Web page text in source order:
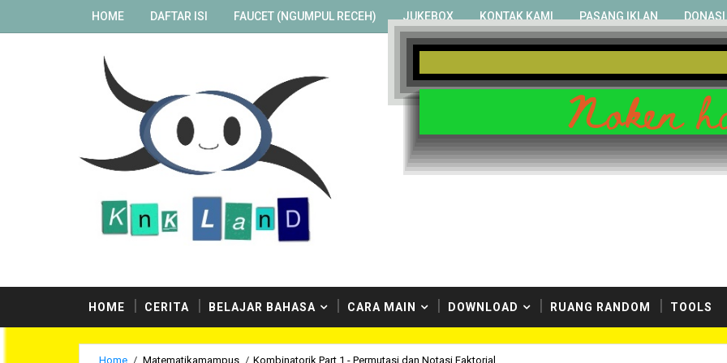
HOME DAFTAR ISI FAUCET (NGUMPUL RECEH) JUKEBOX KONTAK KAMI PASANG IKLAN DONASI
Noken
HOME CERITA BELAJAR BAHASA CARA MAIN DOWNLOAD RUANG RANDOM TOOLS
Home / Matematikamampus / Kombinatorik Part 1 - Permutasi dan Notasi Faktorial